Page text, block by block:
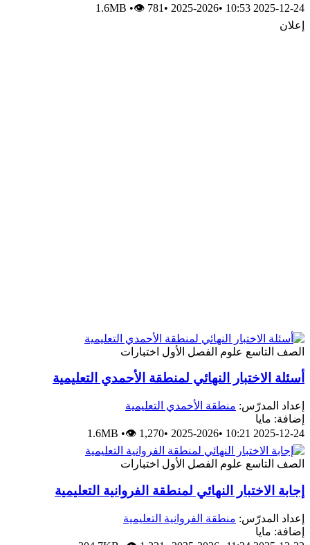
2025-12-24 10:53
•
2025-2026
•
1.6MB •👁 781
إعلان
الصف التاسع علوم الفصل الأول اختبارات
أسئلة الاختبار النهائي لمنطقة الأحمدي التعليمية
إعداد المدرّس: منطقة الأحمدي التعليمية
إضافة: مايا
2025-12-24 10:21
•
2025-2026
•
1.6MB •👁 1,270
الصف التاسع علوم الفصل الأول اختبارات
إجابة الاختبار النهائي لمنطقة الفروانية التعليمية
إعداد المدرّس: منطقة الفروانية التعليمية
إضافة: مايا